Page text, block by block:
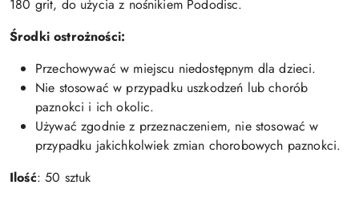
180 grit, do użycia z nośnikiem Pododisc.
Środki ostrożności:
Przechowywać w miejscu niedostępnym dla dzieci.
Nie stosować w przypadku uszkodzeń lub chorób
paznokci i ich okolic.
Używać zgodnie z przeznaczeniem, nie stosować w
przypadku jakichkolwiek zmian chorobowych paznokci.
Ilość: 50 sztuk